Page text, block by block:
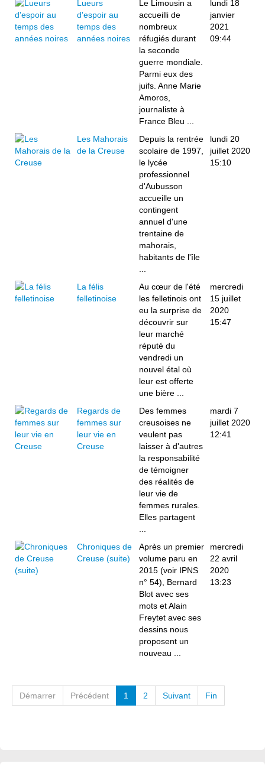
Lueurs
d'espoir au
temps des
années noires
Le Limousin a
accueilli de
nombreux
réfugiés durant
la seconde
guerre mondiale.
Parmi eux des
juifs. Anne Marie
Amoros,
journaliste à
France Bleu ...
lundi 18
janvier
2021
09:44
Les Mahorais
de la Creuse
Depuis la rentrée
scolaire de 1997,
le lycée
professionnel
d'Aubusson
accueille un
contingent
annuel d'une
trentaine de
mahorais,
habitants de l'île
lundi 20
juillet 2020
15:10
La félis
felletinoise
Au cœur de l'été
les felletinois ont
eu la surprise de
découvrir sur
leur marché
réputé du
vendredi un
nouvel étal où
leur est offerte
une bière ...
mercredi
15 juillet
2020
15:47
Regards de
femmes sur
leur vie en
Creuse
Des femmes
creusoises ne
veulent pas
laisser à d'autres
la responsabilité
de témoigner
des réalités de
leur vie de
femmes rurales.
Elles partagent
mardi 7
juillet 2020
12:41
Chroniques de
Creuse (suite)
Après un premier
volume paru en
2015 (voir IPNS
n° 54), Bernard
Blot avec ses
mots et Alain
Freytet avec ses
dessins nous
proposent un
nouveau ...
mercredi
22 avril
2020
13:23
Démarrer Précédent 1 2 Suivant Fin